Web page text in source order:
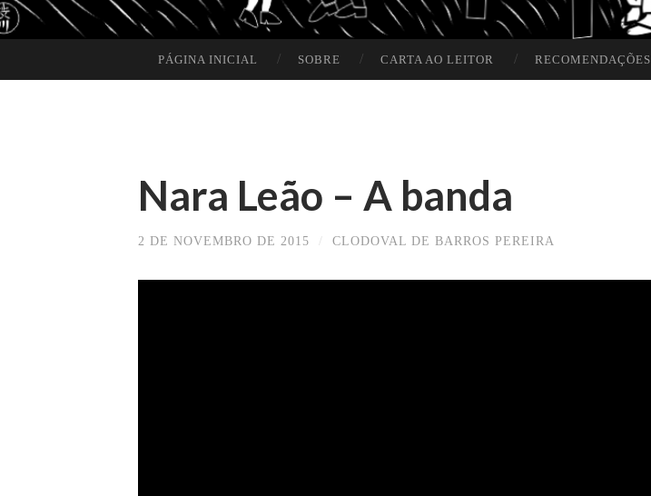
PÁGINA INICIAL SOBRE CARTA AO LEITOR RECOMENDAÇÕES
Nara Leão – A banda
2 DE NOVEMBRO DE 2015 / CLODOVAL DE BARROS PEREIRA